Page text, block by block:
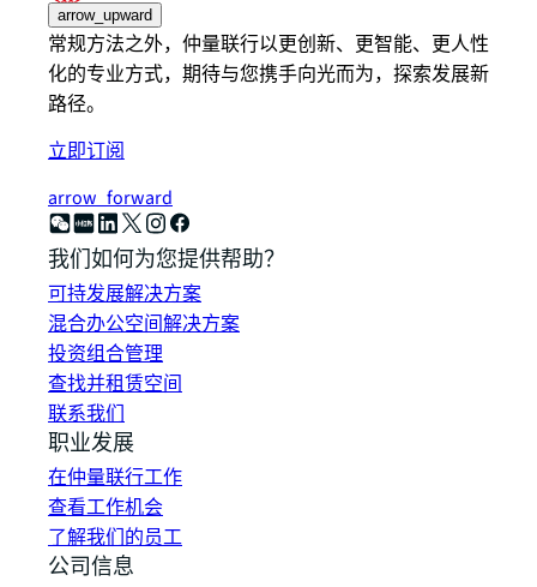
arrow_upward
常规方法之外，仲量联行以更创新、更智能、更人性
化的专业方式，期待与您携手向光而为，探索发展新
路径。
立即订阅
arrow_forward
我们如何为您提供帮助？
可持发展解决方案
混合办公空间解决方案
投资组合管理
查找并租赁空间
联系我们
职业发展
在仲量联行工作
查看工作机会
了解我们的员工
公司信息